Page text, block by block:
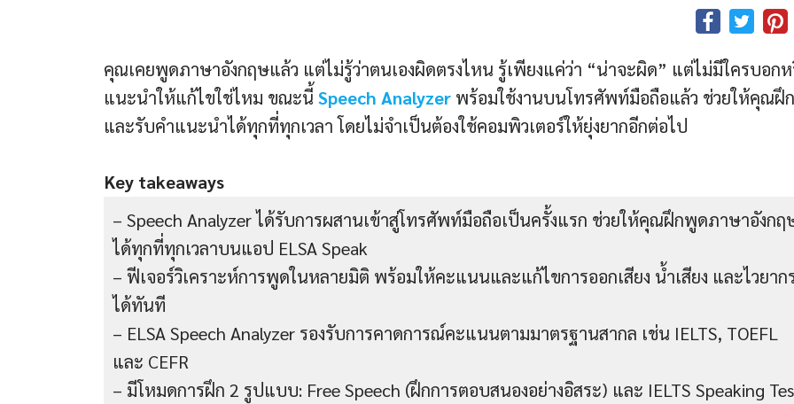
คุณเคยพูดภาษาอังกฤษแล้ว แต่ไม่รู้ว่าตนเองผิดตรงไหน รู้เพียงแค่ว่า “น่าจะผิด” แต่ไม่มีใครบอก
แนะนำให้แก้ไขใช่ไหม ขณะนี้ Speech Analyzer พร้อมใช้งานบนโทรศัพท์มือถือแล้ว ช่วยให้คุณฝึ
และรับคำแนะนำได้ทุกที่ทุกเวลา โดยไม่จำเป็นต้องใช้คอมพิวเตอร์ให้ยุ่งยากอีกต่อไป
Key takeaways
– Speech Analyzer ได้รับการผสานเข้าสู่โทรศัพท์มือถือเป็นครั้งแรก ช่วยให้คุณฝึกพูดภาษาอังกฤ
ได้ทุกที่ทุกเวลาบนแอป ELSA Speak
– ฟีเจอร์วิเคราะห์การพูดในหลายมิติ พร้อมให้คะแนนและแก้ไขการออกเสียง น้ำเสียง และไวยา
ได้ทันที
– ELSA Speech Analyzer รองรับการคาดการณ์คะแนนตามมาตรฐานสากล เช่น IELTS, TOEFL
และ CEFR
– มีโหมดการฝึก 2 รูปแบบ: Free Speech (ฝึกการตอบสนองอย่างอิสระ) และ IELTS Speaking